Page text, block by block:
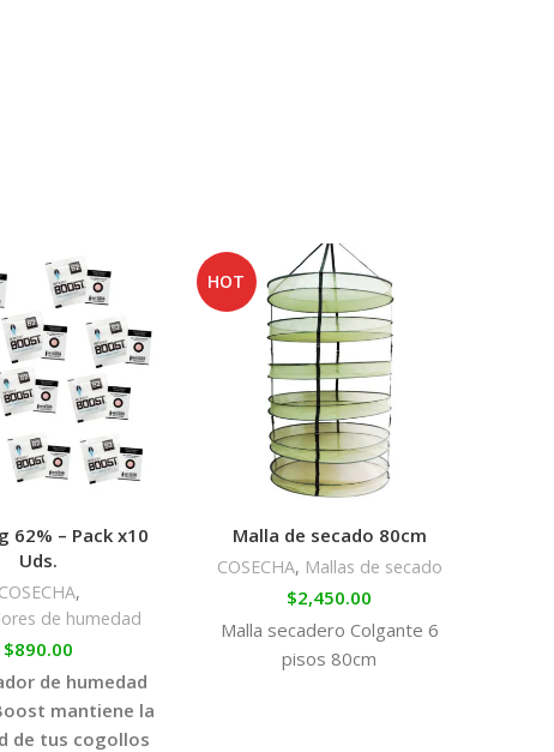
62% – Pack x10
Uds.
COSECHA,
de humedad
$890.00
de humedad
mantiene la
de tus cogollos
HOT
Malla de secado 80cm
COSECHA, Mallas de secado
$2,450.00
Malla secadero Colgante 6
pisos 80cm